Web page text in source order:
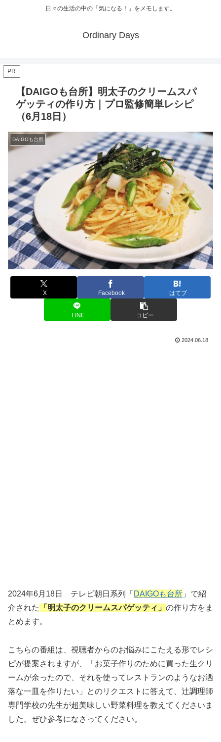
日々の生活の中の「気になる！」をメモします。
Ordinary Days
PR
【DAIGOも台所】明太子のクリームスパ
ゲッティの作り方｜プロ監修簡単レシピ
（6月18日）
DAIGOも台所
X Facebook はてブ
LINE コピー
2024.06.18
2024年6月18日 テレビ朝日系列「 DAIGOも台所 」で紹
介された
「明太子のクリームスパゲッティ」 の作り方をま
とめます。
こちらの番組は、視聴者からのお悩みにこたえる形でレシ
ピが提案されますが、「お菓子作りのために買った生クリ
ームが余ったので、それを使ってレストランのようなお洒
落な一皿を作りたい」とのリクエストに答えて、辻調理師
専門学校の先生が超美味しい野菜料理を教えてくださいま
した。ぜひ参考になさってください。